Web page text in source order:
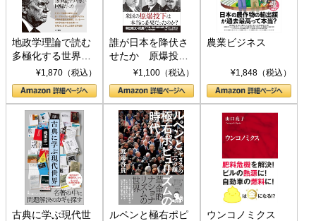
地政学理論で読む
多極化する世界：
トランプとBRICS
の挑戦
¥1,870（税込）
誰が日本を降伏さ
せたか 原爆投
下、ソ連参戦、そ
して聖断 (PHP新
書)
¥1,100（税込）
農業ビジネス
¥1,848（税込）
古典に学ぶ現代世
ルペンと極右ポピ
ウンコノミクス